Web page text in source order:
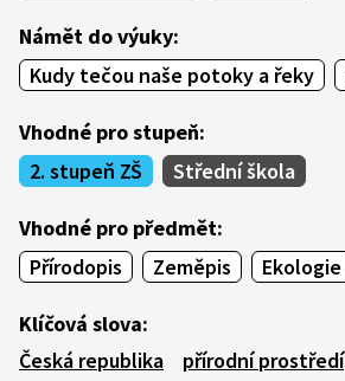
Námět do výuky:
Kudy tečou naše potoky a řeky
Vhodné pro stupeň:
2. stupeň ZŠ
Střední škola
Vhodné pro předmět:
Přírodopis
Zeměpis Ekologie
Klíčová slova:
Česká republika
přírodní prostředí